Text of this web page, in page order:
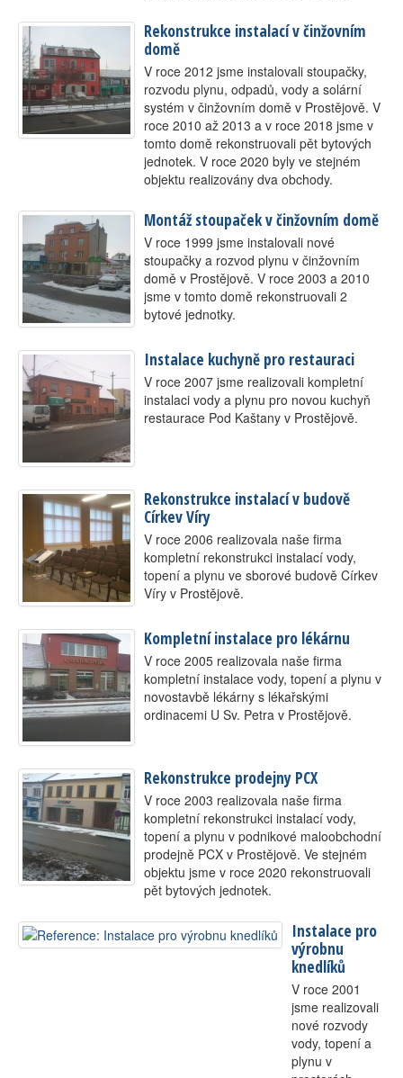
Rekonstrukce instalací v činžovním
domě
V roce 2012 jsme instalovali stoupačky,
rozvodu plynu, odpadů, vody a solární
systém v činžovním domě v Prostějově. V
roce 2010 až 2013 a v roce 2018 jsme v
tomto domě rekonstruovali pět bytových
jednotek. V roce 2020 byly ve stejném
objektu realizovány dva obchody.
Montáž stoupaček v činžovním domě
V roce 1999 jsme instalovali nové
stoupačky a rozvod plynu v činžovním
domě v Prostějově. V roce 2003 a 2010
jsme v tomto domě rekonstruovali 2
bytové jednotky.
Instalace kuchyně pro restauraci
V roce 2007 jsme realizovali kompletní
instalaci vody a plynu pro novou kuchyň
restaurace Pod Kaštany v Prostějově.
Rekonstrukce instalací v budově
Církev Víry
V roce 2006 realizovala naše firma
kompletní rekonstrukci instalací vody,
topení a plynu ve sborové budově Církev
Víry v Prostějově.
Kompletní instalace pro lékárnu
V roce 2005 realizovala naše firma
kompletní instalace vody, topení a plynu v
novostavbě lékárny s lékařskými
ordinacemi U Sv. Petra v Prostějově.
Rekonstrukce prodejny PCX
V roce 2003 realizovala naše firma
kompletní rekonstrukci instalací vody,
topení a plynu v podnikové maloobchodní
prodejně PCX v Prostějově. Ve stejném
objektu jsme v roce 2020 rekonstruovali
pět bytových jednotek.
Instalace pro
výrobnu
knedlíků
V roce 2001
jsme realizovali
nové rozvody
vody, topení a
plynu v